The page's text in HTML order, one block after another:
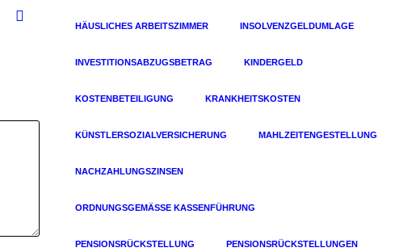
HÄUSLICHES ARBEITSZIMMER INSOLVENZGELDUMLAGE
INVESTITIONSABZUGSBETRAG KINDERGELD
KOSTENBETEILIGUNG KRANKHEITSKOSTEN
KÜNSTLERSOZIALVERSICHERUNG MAHLZEITENGESTELLUNG
NACHZAHLUNGSZINSEN
ORDNUNGSGEMÄSSE KASSENFÜHRUNG
PENSIONSRÜCKSTELLUNG PENSIONSRÜCKSTELLUNGEN